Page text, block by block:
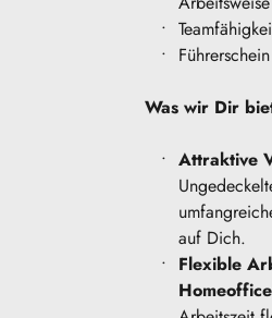
Was wir Dir
Attraktive
auf Dich.
Flexible